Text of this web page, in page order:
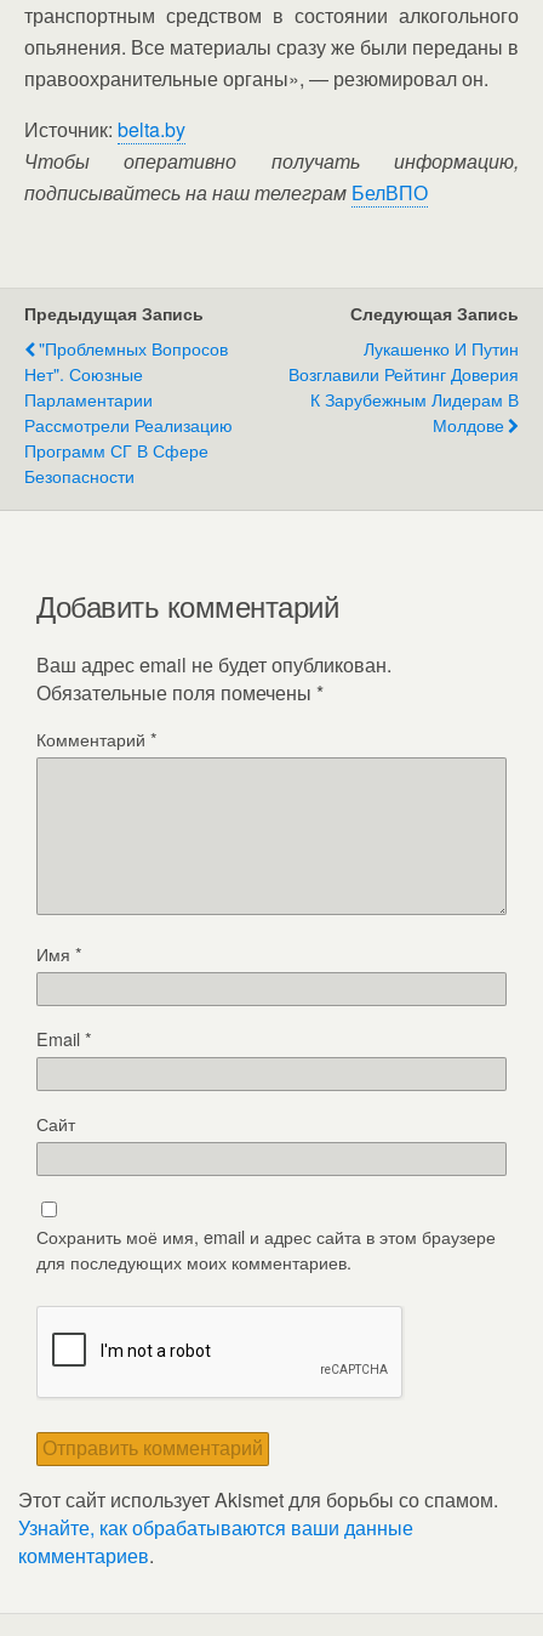
транспортным средством в состоянии алкогольного
опьянения. Все материалы сразу же были переданы в
правоохранительные органы», — резюмировал он.
Источник: belta.by
Чтобы оперативно получать информацию,
подписывайтесь на наш телеграм БелВПО
Предыдущая Запись
"Проблемных Вопросов
Нет". Союзные
Парламентарии
Рассмотрели Реализацию
Программ СГ В Сфере
Безопасности
Следующая Запись
Лукашенко И Путин
Возглавили Рейтинг Доверия
К Зарубежным Лидерам В
Молдове
Добавить комментарий
Ваш адрес email не будет опубликован.
Обязательные поля помечены *
Комментарий *
Имя *
Email*
Сайт
Сохранить моё имя, email и адрес сайта в этом браузере
для последующих моих комментариев.
Этот сайт использует Akismet для борьбы со спамом.
Узнайте, как обрабатываются ваши данные
комментариев.